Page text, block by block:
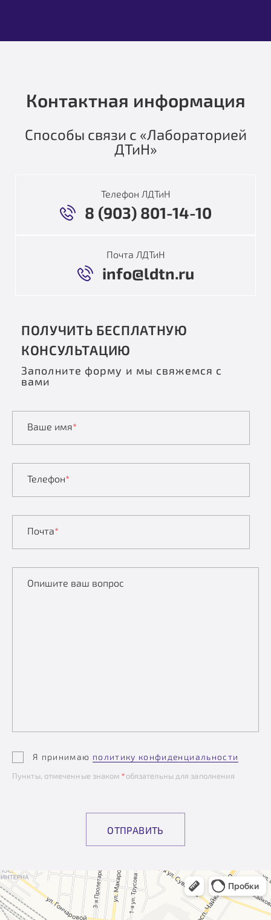
Контактная информация
Способы связи с «Лабораторией
ДТиН»
Телефон ЛДТиН
8 (903) 801-14-10
Почта ЛДТиН
info@ldtn.ru
ПОЛУЧИТЬ БЕСПЛАТНУЮ
КОНСУЛЬТАЦИЮ
Заполните форму и мы свяжемся с
вами
Ваше имя*
Телефон*
Почта*
Опишите ваш вопрос
Я принимаю политику конфиденциальности
Пункты, отмеченные знаком *обязательны для заполнения
ОТПРАВИТЬ